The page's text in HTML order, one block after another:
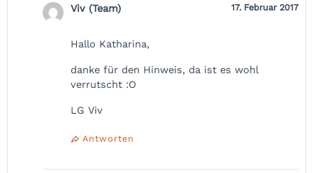
Viv (Team) 17. Februar 2017
Hallo Katharina,
danke für den Hinweis, da ist es wohl
verrutscht :O
LG Viv
Antworten